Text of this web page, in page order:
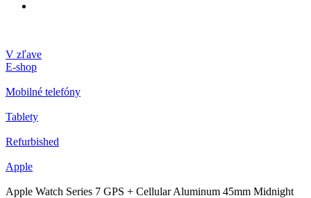
V zľave
E-shop
Mobilné telefóny
Tablety
Refurbished
Apple
Apple Watch Series 7 GPS + Cellular Aluminum 45mm Midnight